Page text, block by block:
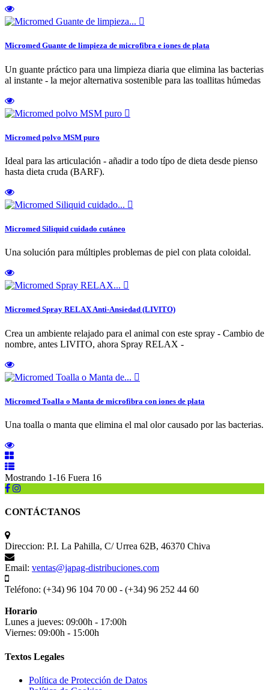

Micromed Guante de limpieza de microfibra e iones de plata
Un guante práctico para una limpieza diaria que elimina las bacterias
al instante - la mejor alternativa sostenible para las toallitas húmedas

Micromed polvo MSM puro
Ideal para las articulación - añadir a todo típo de dieta desde pienso
hasta dieta cruda (BARF).

Micromed Siliquid cuidado cutáneo
Una solución para múltiples problemas de piel con plata coloidal.

Micromed Spray RELAX Anti-Ansiedad (LIVITO)
Crea un ambiente relajado para el animal con este spray - Cambio de
nombre, antes LIVITO, ahora Spray RELAX -

Micromed Toalla o Manta de microfibra con iones de plata
Una toalla o manta que elimina el mal olor causado por las bacterias.
Mostrando 1-16 Fuera 16
CONTÁCTANOS
Direccion: P.I. La Pahilla, C/ Urrea 62B, 46370 Chiva
Email: ventas@japag-distribuciones.com
Teléfono: (+34) 96 104 70 00 - (+34) 96 252 44 60
Horario
Lunes a jueves: 09:00h - 17:00h
Viernes: 09:00h - 15:00h
Textos Legales
Política de Protección de Datos